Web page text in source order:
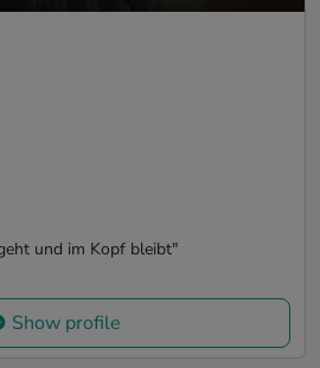
und im Kopf bleibt"
Show profile